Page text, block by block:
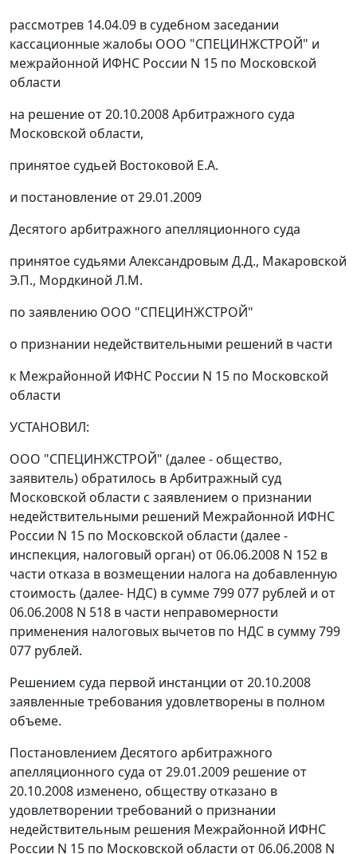
рассмотрев 14.04.09 в судебном заседании
кассационные жалобы ООО "СПЕЦИНЖСТРОЙ" и
межрайонной ИФНС России N 15 по Московской
области
на решение от 20.10.2008 Арбитражного суда
Московской области,
принятое судьей Востоковой Е.А.
и постановление от 29.01.2009
Десятого арбитражного апелляционного суда
принятое судьями Александровым Д.Д., Макаровской
Э.П., Мордкиной Л.М.
по заявлению ООО "СПЕЦИНЖСТРОЙ"
о признании недействительными решений в части
к Межрайонной ИФНС России N 15 по Московской
области
УСТАНОВИЛ:
ООО "СПЕЦИНЖСТРОЙ" (далее - общество,
заявитель) обратилось в Арбитражный суд
Московской области с заявлением о признании
недействительными решений Межрайонной ИФНС
России N 15 по Московской области (далее -
инспекция, налоговый орган) от 06.06.2008 N 152 в
части отказа в возмещении налога на добавленную
стоимость (далее- НДС) в сумме 799 077 рублей и от
06.06.2008 N 518 в части неправомерности
применения налоговых вычетов по НДС в сумму 799
077 рублей.
Решением суда первой инстанции от 20.10.2008
заявленные требования удовлетворены в полном
объеме.
Постановлением Десятого арбитражного
апелляционного суда от 29.01.2009 решение от
20.10.2008 изменено, обществу отказано в
удовлетворении требований о признании
недействительным решения Межрайонной ИФНС
России N 15 по Московской области от 06.06.2008 N